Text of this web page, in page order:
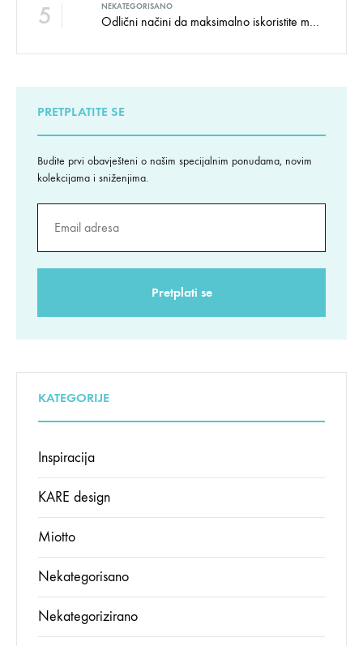
5 NEKATEGORISANO
PRETPLATITE SE
Budite prvi obavješteni o našim specijalnim ponudama, novim
kolekcijama i sniženjima.
KATEGORIJE
Inspiracija
KARE design
Miotto
Nekategorisano
Nekategorizirano